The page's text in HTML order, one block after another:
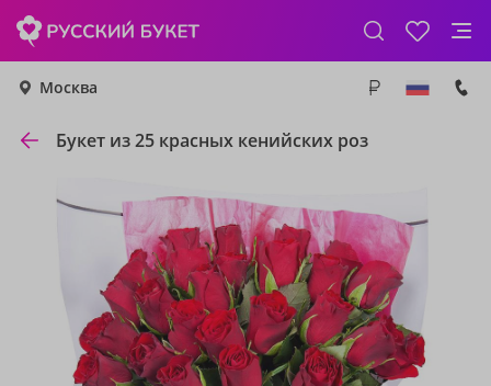
Москва
Букет из 25 красных кенийских роз